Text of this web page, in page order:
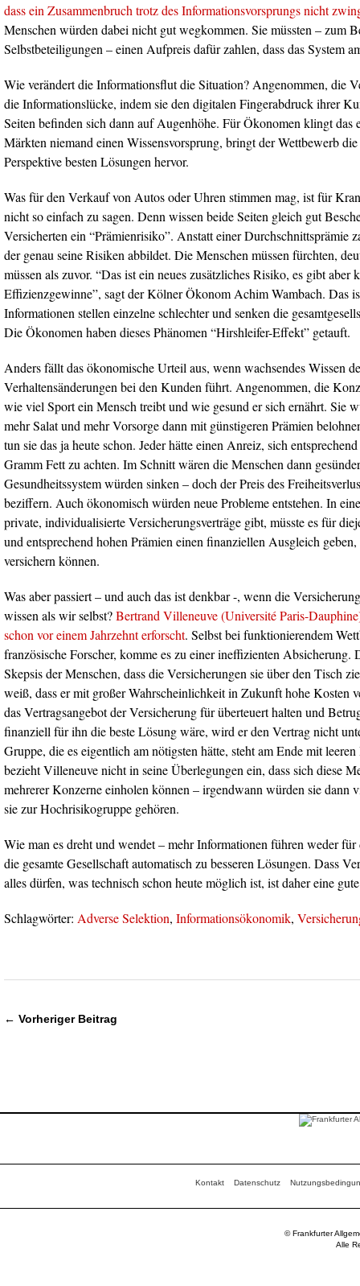
dass ein Zusammenbruch trotz des Informationsvorsprungs nicht
Menschen würden dabei nicht gut wegkommen. Sie müssten – zum
Selbstbeteiligungen – einen Aufpreis dafür zahlen, dass das System
Wie verändert die Informationsflut die Situation? Angenommen, die
die Informationslücke, indem sie den digitalen Fingerabdruck ihrer
Seiten befinden sich dann auf Augenhöhe. Für Ökonomen klingt das
Märkten niemand einen Wissensvorsprung, bringt der Wettbewerb
Perspektive besten Lösungen hervor.
Was für den Verkauf von Autos oder Uhren stimmen mag, ist für
nicht so einfach zu sagen. Denn wissen beide Seiten gleich gut
Versicherten ein “Prämienrisiko”. Anstatt einer Durchschnittsprämie
der genau seine Risiken abbildet. Die Menschen müssen fürchten,
müssen als zuvor. “Das ist ein neues zusätzliches Risiko, es gibt aber
Effizienzgewinne”, sagt der Kölner Ökonom Achim Wambach. Das
Informationen stellen einzelne schlechter und senken die
Die Ökonomen haben dieses Phänomen “Hirshleifer-Effekt” getauft.
Anders fällt das ökonomische Urteil aus, wenn wachsendes Wissen
Verhaltensänderungen bei den Kunden führt. Angenommen, die
wie viel Sport ein Mensch treibt und wie gesund er sich ernährt. Sie
mehr Salat und mehr Vorsorge dann mit günstigeren Prämien
tun sie das ja heute schon. Jeder hätte einen Anreiz, sich
Gramm Fett zu achten. Im Schnitt wären die Menschen dann
Gesundheitssystem würden sinken – doch der Preis des
beziffern. Auch ökonomisch würden neue Probleme entstehen. In
private, individualisierte Versicherungsverträge gibt, müsste es für
und entsprechend hohen Prämien einen finanziellen Ausgleich
versichern können.
Was aber passiert – und auch das ist denkbar -, wenn die
wissen als wir selbst?Bertrand Villeneuve (Université Paris-
schon vor einem Jahrzehnt erforscht. Selbst bei funktionierendem
französische Forscher, komme es zu einer ineffizienten Absicherung.
Skepsis der Menschen, dass die Versicherungen sie über den Tisch
weiß, dass er mit großer Wahrscheinlichkeit in Zukunft hohe Kosten
das Vertragsangebot der Versicherung für überteuert halten und
finanziell für ihn die beste Lösung wäre, wird er den Vertrag nicht
Gruppe, die es eigentlich am nötigsten hätte, steht am Ende mit
bezieht Villeneuve nicht in seine Überlegungen ein, dass sich diese
mehrerer Konzerne einholen können – irgendwann würden sie dann
sie zur Hochrisikogruppe gehören.
Wie man es dreht und wendet – mehr Informationen führen weder
die gesamte Gesellschaft automatisch zu besseren Lösungen. Dass
alles dürfen, was technisch schon heute möglich ist, ist daher eine
Schlagwörter: Adverse Selektion, Informationsökonomik,
← Vorheriger Beitrag
Kontakt Datenschutz
© Frankfurter
Alle